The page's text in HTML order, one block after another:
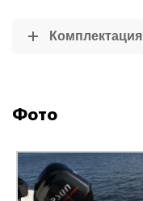
Комплектация
Фото